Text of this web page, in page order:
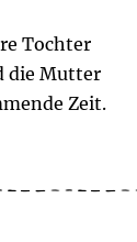
Tochter
die Mutter
Zeit.